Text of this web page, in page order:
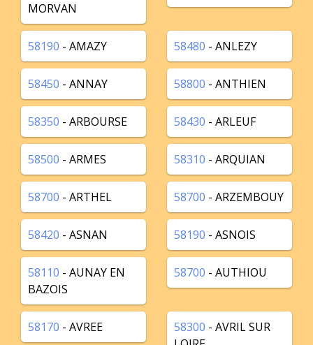
MORVAN
58190 - AMAZY 58480 - ANLEZY
58450 - ANNAY 58800 - ANTHIEN
58350 - ARBOURSE 58430 - ARLEUF
58500 - ARMES 58310 - ARQUIAN
58700 - ARTHEL 58700 - ARZEMBOUY
58420 - ASNAN 58190 - ASNOIS
58110 - AUNAY EN
BAZOIS
58700 - AUTHIOU
58170 - AVREE 58300 - AVRIL SUR